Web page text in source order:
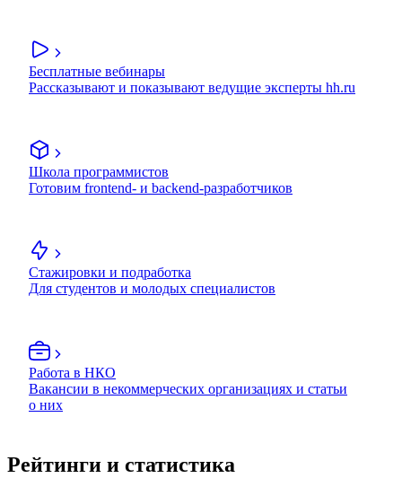
Бесплатные вебинары
Рассказывают и показывают ведущие эксперты hh.ru
Школа программистов
Готовим frontend- и backend-разработчиков
Стажировки и подработка
Для студентов и молодых специалистов
Работа в НКО
Вакансии в некоммерческих организациях и статьи
о них
Рейтинги и статистика